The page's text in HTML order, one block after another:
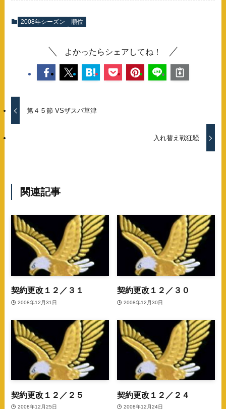
2008年シーズン 順位
よかったらシェアしてね！
第４５節 VSザスパ草津
入れ替え戦狂騒
関連記事
契約更改１２／３１
2008年12月31日
契約更改１２／３０
2008年12月30日
契約更改１２／２５
2008年12月25日
契約更改１２／２４
2008年12月24日